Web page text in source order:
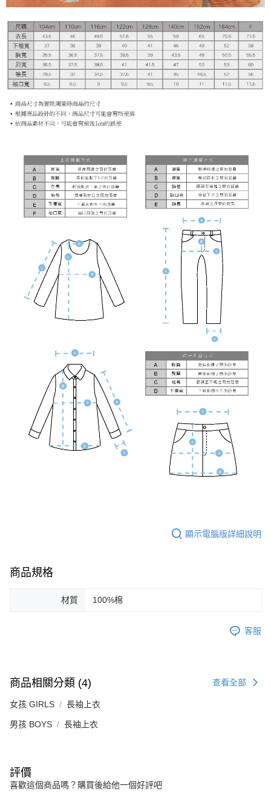
顯示電腦版詳細說明
商品規格
材質 100%棉
客服
商品相關分類 (4) 查看全部
女孩 GIRLS 長袖上衣
男孩 BOYS 長袖上衣
評價
喜歡這個商品嗎？購買後給他一個好評吧